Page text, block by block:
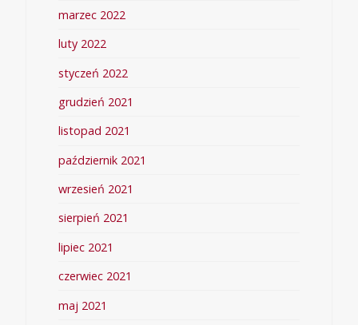
marzec 2022
luty 2022
styczeń 2022
grudzień 2021
listopad 2021
październik 2021
wrzesień 2021
sierpień 2021
lipiec 2021
czerwiec 2021
maj 2021